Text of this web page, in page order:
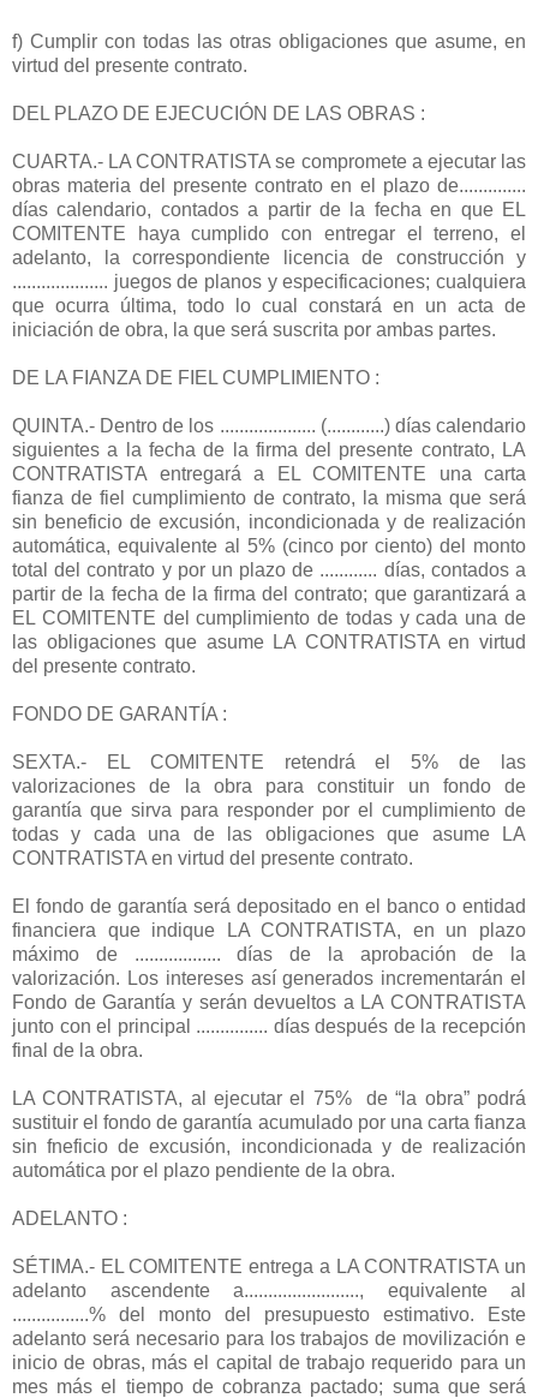
f) Cumplir con todas las otras obligaciones que asume, en
virtud del presente contrato.
DEL PLAZO DE EJECUCIÓN DE LAS OBRAS :
CUARTA.- LA CONTRATISTA se compromete a ejecutar las
obras materia del presente contrato en el plazo de..............
días calendario, contados a partir de la fecha en que EL
COMITENTE haya cumplido con entregar el terreno, el
adelanto, la correspondiente licencia de construcción y
.................... juegos de planos y especificaciones; cualquiera
que ocurra última, todo lo cual constará en un acta de
iniciación de obra, la que será suscrita por ambas partes.
DE LA FIANZA DE FIEL CUMPLIMIENTO :
QUINTA.- Dentro de los .................... (............) días calendario
siguientes a la fecha de la firma del presente contrato, LA
CONTRATISTA entregará a EL COMITENTE una carta
fianza de fiel cumplimiento de contrato, la misma que será
sin beneficio de excusión, incondicionada y de realización
automática, equivalente al 5% (cinco por ciento) del monto
total del contrato y por un plazo de ............ días, contados a
partir de la fecha de la firma del contrato; que garantizará a
EL COMITENTE del cumplimiento de todas y cada una de
las obligaciones que asume LA CONTRATISTA en virtud
del presente contrato.
FONDO DE GARANTÍA :
SEXTA.- EL COMITENTE retendrá el 5% de las
valorizaciones de la obra para constituir un fondo de
garantía que sirva para responder por el cumplimiento de
todas y cada una de las obligaciones que asume LA
CONTRATISTA en virtud del presente contrato.
El fondo de garantía será depositado en el banco o entidad
financiera que indique LA CONTRATISTA, en un plazo
máximo de .................. días de la aprobación de la
valorización. Los intereses así generados incrementarán el
Fondo de Garantía y serán devueltos a LA CONTRATISTA
junto con el principal ............... días después de la recepción
final de la obra.
LA CONTRATISTA, al ejecutar el 75% de “la obra” podrá
sustituir el fondo de garantía acumulado por una carta fianza
sin fneficio de excusión, incondicionada y de realización
automática por el plazo pendiente de la obra.
ADELANTO :
SÉTIMA.- EL COMITENTE entrega a LA CONTRATISTA un
adelanto ascendente a........................, equivalente al
................% del monto del presupuesto estimativo. Este
adelanto será necesario para los trabajos de movilización e
inicio de obras, más el capital de trabajo requerido para un
mes más el tiempo de cobranza pactado; suma que será